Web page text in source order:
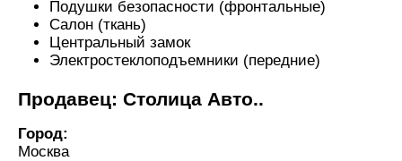
Подушки безопасности (фронтальные)
Салон (ткань)
Центральный замок
Электростеклоподъемники (передние)
Продавец: Столица Авто..
Город:
Москва